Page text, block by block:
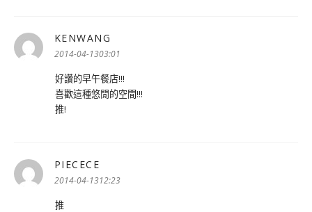
KENWANG
示:
2014-04-1303:01
好讚的早午餐店!!!
喜歡這種悠閒的空間!!!
推!
PIECECE
示:
2014-04-1312:23
推